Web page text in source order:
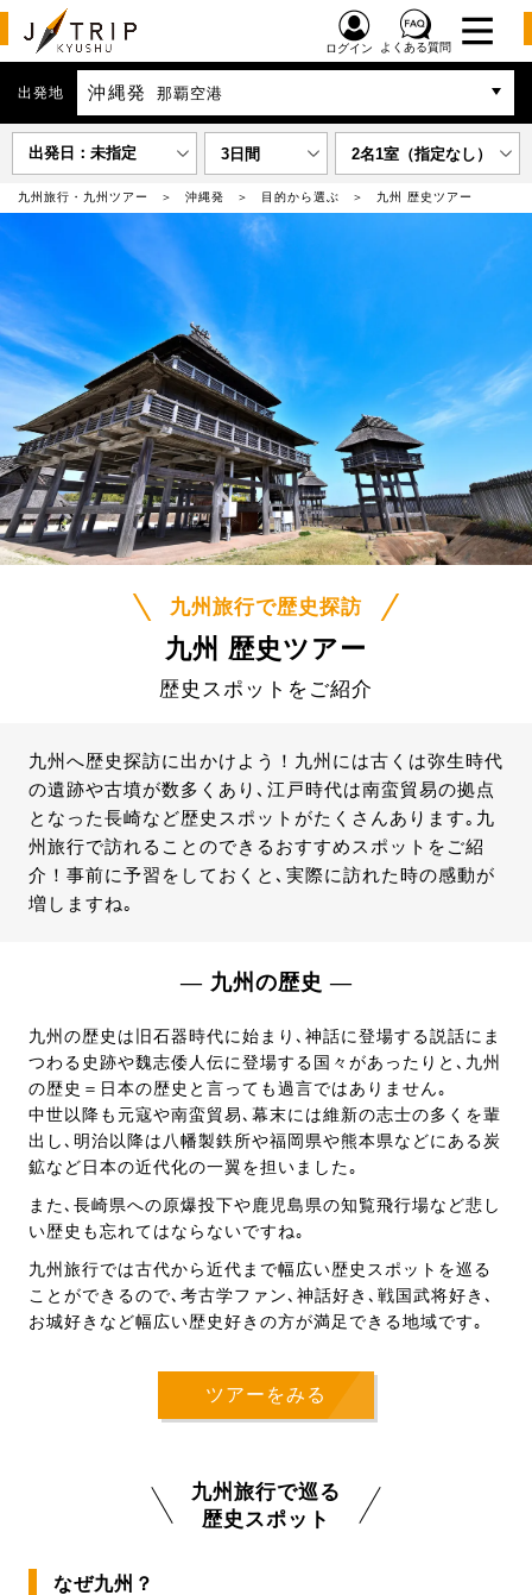
ログイン よくある質問
出発地 沖縄発 那覇空港
出発日：未指定 3日間 2名1室（指定なし）
九州旅行・九州ツアー 沖縄発 目的から選ぶ 九州 歴史ツアー
九州旅行で歴史探訪
九州 歴史ツアー
歴史スポットをご紹介
九州へ歴史探訪に出かけよう！九州には古くは弥生時代
の遺跡や古墳が数多くあり､江戸時代は南蛮貿易の拠点
となった長崎など歴史スポットがたくさんあります｡九
州旅行で訪れることのできるおすすめスポットをご紹
介！事前に予習をしておくと､実際に訪れた時の感動が
増しますね｡
― 九州の歴史 ―
九州の歴史は旧石器時代に始まり､神話に登場する説話にま
つわる史跡や魏志倭人伝に登場する国々があったりと､九州
の歴史＝日本の歴史と言っても過言ではありません｡
中世以降も元寇や南蛮貿易､幕末には維新の志士の多くを輩
出し､明治以降は八幡製鉄所や福岡県や熊本県などにある炭
鉱など日本の近代化の一翼を担いました｡
また､長崎県への原爆投下や鹿児島県の知覧飛行場など悲し
い歴史も忘れてはならないですね｡
九州旅行では古代から近代まで幅広い歴史スポットを巡る
ことができるので､考古学ファン､神話好き､戦国武将好き､
お城好きなど幅広い歴史好きの方が満足できる地域です｡
ツアーをみる
九州旅行で巡る
歴史スポット
なぜ九州？